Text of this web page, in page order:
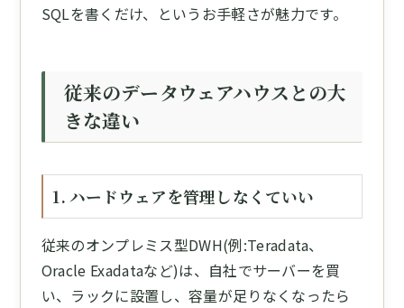
SQLを書くだけ、というお手軽さが魅力です。
従来のデータウェアハウスとの大
きな違い
1. ハードウェアを管理しなくていい
従来のオンプレミス型DWH(例:Teradata、
Oracle Exadataなど)は、自社でサーバーを買
い、ラックに設置し、容量が足りなくなったら